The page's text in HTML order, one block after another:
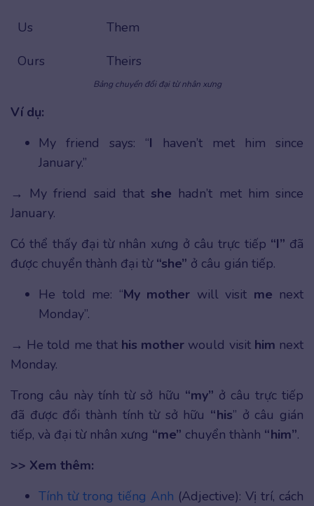
Us
Them
Ours
Theirs
Bảng chuyển đổi đại từ nhân xưng
Ví dụ:
My friend says: “I haven’t met him since
January.”
→ My friend said that she hadn’t met him since
January.
Có thể thấy đại từ nhân xưng ở câu trực tiếp “I” đã
được chuyển thành đại từ “she” ở câu gián tiếp.
He told me: “My mother will visit me next
Monday”.
→ He told me that his mother would visit him next
Monday.
Trong câu này tính từ sở hữu “my” ở câu trực tiếp
đã được đổi thành tính từ sở hữu “his” ở câu gián
tiếp, và đại từ nhân xưng “me” chuyển thành “him”.
>> Xem thêm:
Tính từ trong tiếng Anh (Adjective): Vị trí, cách